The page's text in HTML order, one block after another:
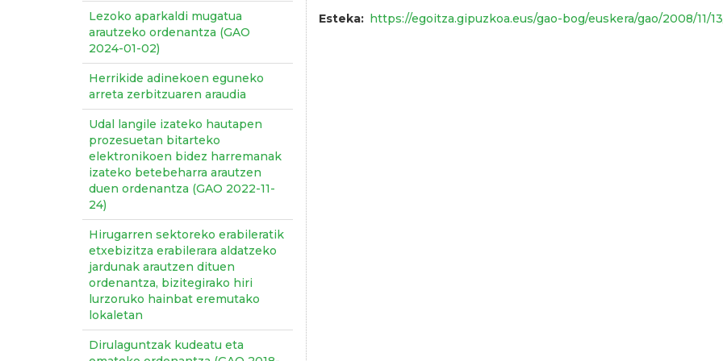
Lezoko aparkaldi mugatua
arautzeko ordenantza (GAO
2024-01-02)
Herrikide adinekoen eguneko
arreta zerbitzuaren araudia
Udal langile izateko hautapen
prozesuetan bitarteko
elektronikoen bidez harremanak
izateko betebeharra arautzen
duen ordenantza (GAO 2022-11-
24)
Hirugarren sektoreko erabileratik
etxebizitza erabilerara aldatzeko
jardunak arautzen dituen
ordenantza, bizitegirako hiri
lurzoruko hainbat eremutako
lokaletan
Dirulaguntzak kudeatu eta
Esteka https://egoitza.gipuzkoa.eus/gao-bog/euskera/gao/2008/11/